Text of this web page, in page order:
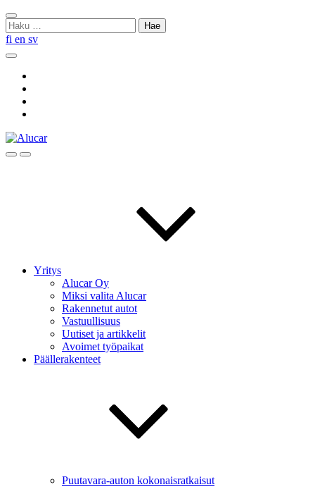
Skip
to
content
Sulje
haku
Haku:
fi en sv
Hae
HaeMenu
Yritys
Alucar Oy
Miksi valita Alucar
Rakennetut autot
Vastuullisuus
Uutiset ja artikkelit
Avoimet työpaikat
Päällerakenteet
Puutavara-auton kokonaisratkaisut